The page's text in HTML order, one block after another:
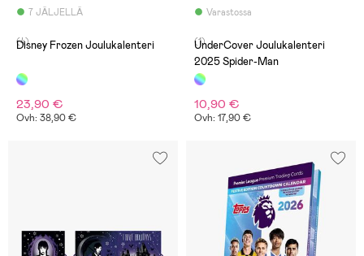
7 JÄLJELLÄ
(4)
Disney Frozen Joulukalenteri
23,90 €
Ovh: 38,90 €
Varastossa
(1)
UnderCover Joulukalenteri
2025 Spider-Man
10,90 €
Ovh: 17,90 €